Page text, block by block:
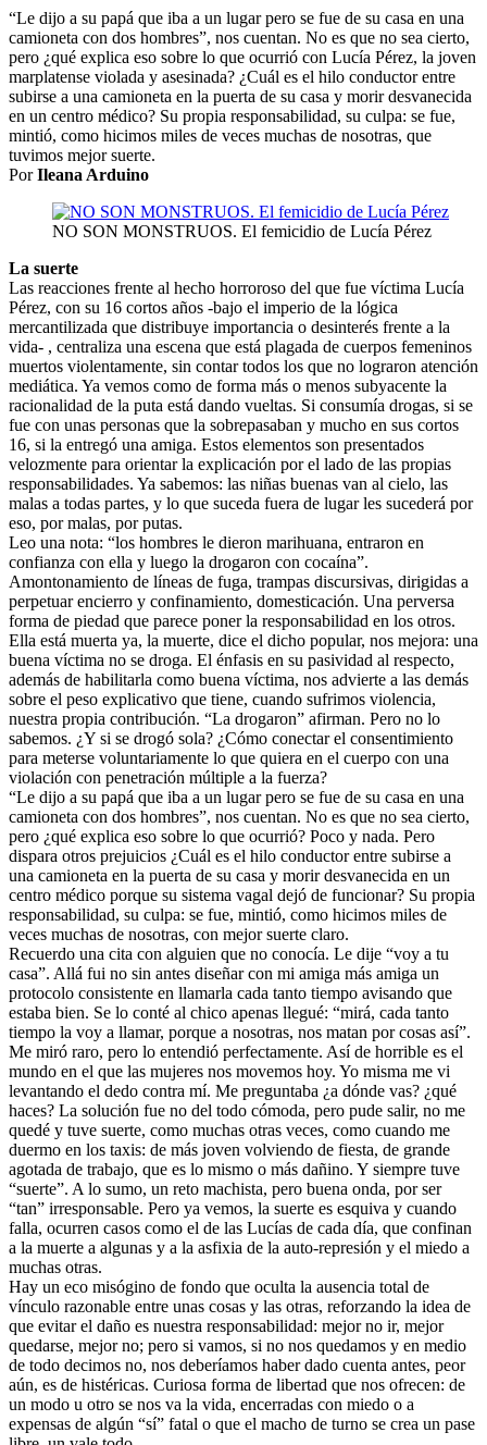
“Le dijo a su papá que iba a un lugar pero se fue de su casa en una
camioneta con dos hombres”, nos cuentan. No es que no sea cierto,
pero ¿qué explica eso sobre lo que ocurrió con Lucía Pérez, la joven
marplatense violada y asesinada? ¿Cuál es el hilo conductor entre
subirse a una camioneta en la puerta de su casa y morir desvanecida
en un centro médico? Su propia responsabilidad, su culpa: se fue,
mintió, como hicimos miles de veces muchas de nosotras, que
tuvimos mejor suerte.
PorIleana Arduino
NO SON MONSTRUOS. El femicidio de Lucía Pérez
La suerte
Las reacciones frente al hecho horroroso del que fue víctima Lucía
Pérez, con su 16 cortos años -bajo el imperio de la lógica
mercantilizada que distribuye importancia o desinterés frente a la
vida- , centraliza una escena que está plagada de cuerpos femeninos
muertos violentamente, sin contar todos los que no lograron atención
mediática. Ya vemos como de forma más o menos subyacente la
racionalidad de la puta está dando vueltas. Si consumía drogas, si se
fue con unas personas que la sobrepasaban y mucho en sus cortos
16, si la entregó una amiga. Estos elementos son presentados
velozmente para orientar la explicación por el lado de las propias
responsabilidades. Ya sabemos: las niñas buenas van al cielo, las
malas a todas partes, y lo que suceda fuera de lugar les sucederá por
eso, por malas, por putas.
Leo una nota: “los hombres le dieron marihuana, entraron en
confianza con ella y luego la drogaron con cocaína”.
Amontonamiento de líneas de fuga, trampas discursivas, dirigidas a
perpetuar encierro y confinamiento, domesticación. Una perversa
forma de piedad que parece poner la responsabilidad en los otros.
Ella está muerta ya, la muerte, dice el dicho popular, nos mejora: una
buena víctima no se droga. El énfasis en su pasividad al respecto,
además de habilitarla como buena víctima, nos advierte a las demás
sobre el peso explicativo que tiene, cuando sufrimos violencia,
nuestra propia contribución. “La drogaron” afirman. Pero no lo
sabemos. ¿Y si se drogó sola? ¿Cómo conectar el consentimiento
para meterse voluntariamente lo que quiera en el cuerpo con una
violación con penetración múltiple a la fuerza?
“Le dijo a su papá que iba a un lugar pero se fue de su casa en una
camioneta con dos hombres”, nos cuentan. No es que no sea cierto,
pero ¿qué explica eso sobre lo que ocurrió? Poco y nada. Pero
dispara otros prejuicios ¿Cuál es el hilo conductor entre subirse a
una camioneta en la puerta de su casa y morir desvanecida en un
centro médico porque su sistema vagal dejó de funcionar? Su propia
responsabilidad, su culpa: se fue, mintió, como hicimos miles de
veces muchas de nosotras, con mejor suerte claro.
Recuerdo una cita con alguien que no conocía. Le dije “voy a tu
casa”. Allá fui no sin antes diseñar con mi amiga más amiga un
protocolo consistente en llamarla cada tanto tiempo avisando que
estaba bien. Se lo conté al chico apenas llegué: “mirá, cada tanto
tiempo la voy a llamar, porque a nosotras, nos matan por cosas así”.
Me miró raro, pero lo entendió perfectamente. Así de horrible es el
mundo en el que las mujeres nos movemos hoy. Yo misma me vi
levantando el dedo contra mí. Me preguntaba ¿a dónde vas? ¿qué
haces? La solución fue no del todo cómoda, pero pude salir, no me
quedé y tuve suerte, como muchas otras veces, como cuando me
duermo en los taxis: de más joven volviendo de fiesta, de grande
agotada de trabajo, que es lo mismo o más dañino. Y siempre tuve
“suerte”. A lo sumo, un reto machista, pero buena onda, por ser
“tan” irresponsable. Pero ya vemos, la suerte es esquiva y cuando
falla, ocurren casos como el de las Lucías de cada día, que confinan
a la muerte a algunas y a la asfixia de la auto-represión y el miedo a
muchas otras.
Hay un eco misógino de fondo que oculta la ausencia total de
vínculo razonable entre unas cosas y las otras, reforzando la idea de
que evitar el daño es nuestra responsabilidad: mejor no ir, mejor
quedarse, mejor no; pero si vamos, si no nos quedamos y en medio
de todo decimos no, nos deberíamos haber dado cuenta antes, peor
aún, es de histéricas. Curiosa forma de libertad que nos ofrecen: de
un modo u otro se nos va la vida, encerradas con miedo o a
expensas de algún “sí” fatal o que el macho de turno se crea un pase